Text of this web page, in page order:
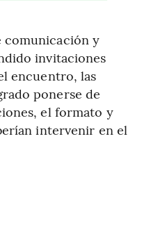
comunicación y
invitaciones
encuentro, las
ponerse de
el formato y
intervenir en el